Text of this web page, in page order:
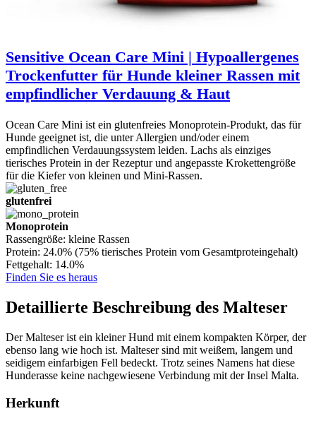
Sensitive Ocean Care Mini | Hypoallergenes
Trockenfutter für Hunde kleiner Rassen mit
empfindlicher Verdauung & Haut
Ocean Care Mini ist ein glutenfreies Monoprotein-Produkt, das für
Hunde geeignet ist, die unter Allergien und/oder einem
empfindlichen Verdauungssystem leiden. Lachs als einziges
tierisches Protein in der Rezeptur und angepasste Krokettengröße
für die Kiefer von kleinen und Mini-Rassen.
glutenfrei
Monoprotein
Rassengröße: kleine Rassen
Protein: 24.0% (75% tierisches Protein vom Gesamtproteingehalt)
Fettgehalt: 14.0%
Finden Sie es heraus
Detaillierte Beschreibung des Malteser
Der Malteser ist ein kleiner Hund mit einem kompakten Körper, der
ebenso lang wie hoch ist. Malteser sind mit weißem, langem und
seidigem einfarbigen Fell bedeckt. Trotz seines Namens hat diese
Hunderasse keine nachgewiesene Verbindung mit der Insel Malta.
Herkunft